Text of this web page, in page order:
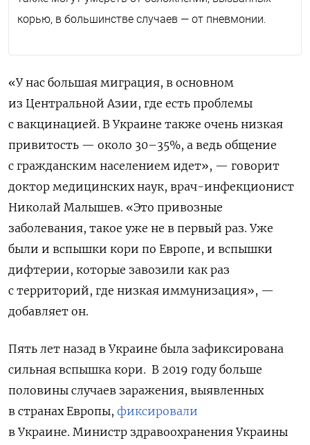
корью, в большинстве случаев — от пневмонии.
«У нас большая миграция, в основном
из Центральной Азии, где есть проблемы
с вакцинацией. В Украине также очень низкая
привитость — около 30–35%, а ведь общение
с гражданским населением идет», — говорит
доктор медицинских наук, врач-инфекционист
Николай Малышев. «Это привозные
заболевания, такое уже не в первый раз. Уже
были и вспышки кори по Европе, и вспышки
дифтерии, которые завозили как раз
с территорий, где низкая иммунизация», —
добавляет он.
Пять лет назад в Украине была зафиксирована
сильная вспышка кори. В 2019 году больше
половины случаев заражения, выявленных
в странах Европы, фиксировали
в Украине. Министр здравоохранения Украины